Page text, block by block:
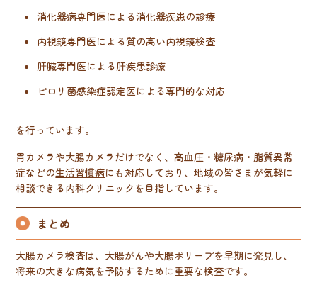
消化器病専門医による消化器疾患の診療
内視鏡専門医による質の高い内視鏡検査
肝臓専門医による肝疾患診療
ピロリ菌感染症認定医による専門的な対応
を行っています。
胃カメラや大腸カメラだけでなく、高血圧・糖尿病・脂質異常
症などの生活習慣病にも対応しており、地域の皆さまが気軽に
相談できる内科クリニックを目指しています。
まとめ
大腸カメラ検査は、大腸がんや大腸ポリープを早期に発見し、
将来の大きな病気を予防するために重要な検査です。